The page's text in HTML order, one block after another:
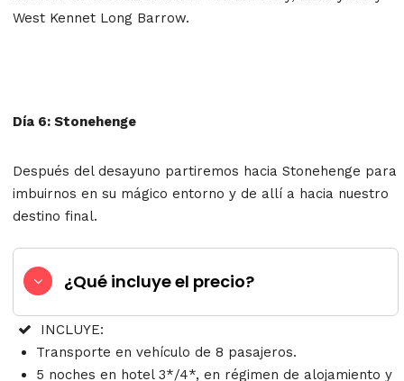
West Kennet Long Barrow.
Día 6: Stonehenge
Después del desayuno partiremos hacia Stonehenge para
imbuirnos en su mágico entorno y de allí a hacia nuestro
destino final.
¿Qué incluye el precio?
INCLUYE:
Transporte en vehículo de 8 pasajeros.
5 noches en hotel 3*/4*, en régimen de alojamiento y